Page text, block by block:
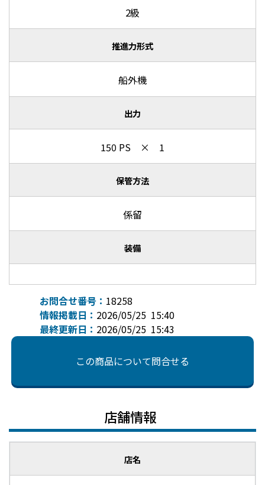
2級
推進力形式
船外機
出力
150 PS × 1
保管方法
係留
装備
お問合せ番号： 18258
情報掲載日： 2026/05/25 15:40
最終更新日： 2026/05/25 15:43
この商品について問合せる
店舗情報
店名